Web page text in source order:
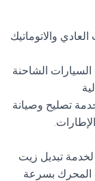
والاتوماتيك
الشاحنة
تصليح وصيانة
تبديل زيت
المحرك بسرعة